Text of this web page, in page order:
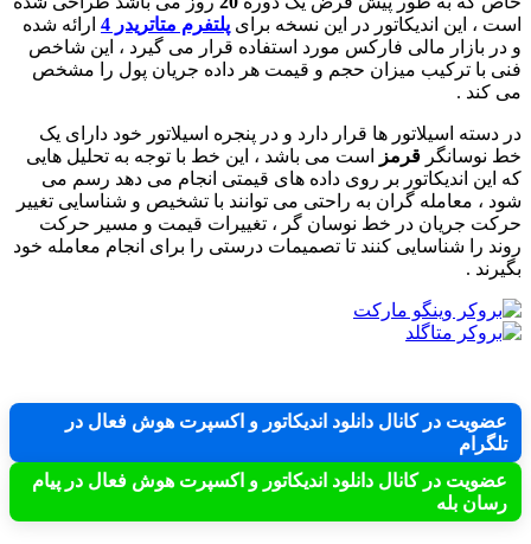
است ، این اندیکاتور در این نسخه برای پلتفرم متاتریدر 4
ارائه شده
و در بازار مالی فارکس مورد استفاده قرار می گیرد ، این شاخص
فنی با ترکیب میزان حجم و قیمت هر داده جریان پول را مشخص
می کند .
در دسته اسیلاتور ها قرار دارد و در پنجره اسیلاتور خود دارای یک
خط نوسانگر قرمز
است می باشد ، این خط با توجه به تحلیل هایی
که این اندیکاتور بر روی داده های قیمتی انجام می دهد رسم می
شود ، معامله گران به راحتی می توانند با تشخیص و شناسایی تغییر
حرکت جریان در خط نوسان گر ، تغییرات قیمت و مسیر حرکت
روند را شناسایی کنند تا تصمیمات درستی را برای انجام معامله خود
بگیرند .
عضویت در کانال دانلود اندیکاتور و اکسپرت هوش فعال در
تلگرام
عضویت در کانال دانلود اندیکاتور و اکسپرت هوش فعال در پیام
رسان بله